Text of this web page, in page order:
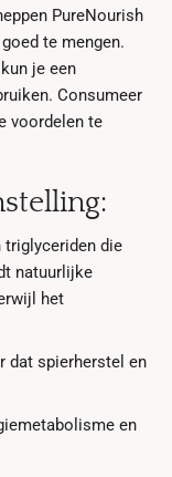
PureNourish
te mengen.
je een
Consumeer
voordelen te
die
natuurlijke
het
dat spierherstel en
en